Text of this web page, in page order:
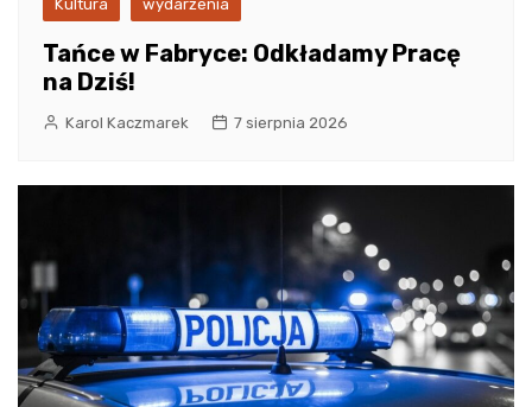
Kultura wydarzenia
Tańce w Fabryce: Odkładamy Pracę
na Dziś!
Karol Kaczmarek 7 sierpnia 2026